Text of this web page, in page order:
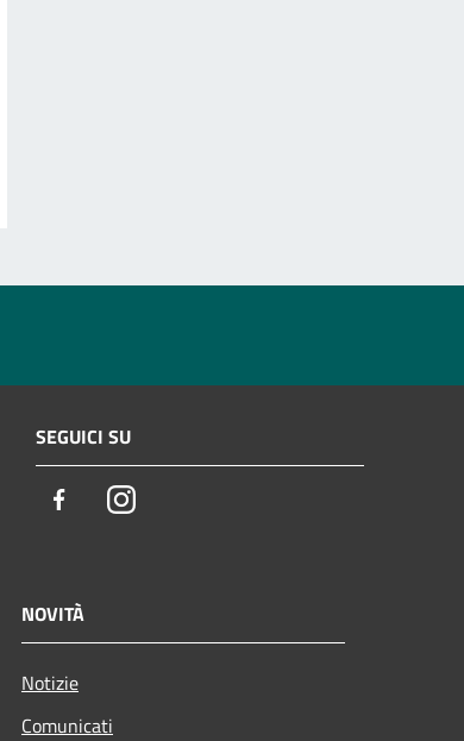
SEGUICI SU
FacebookInstagram
NOVITÀ
Notizie
Comunicati